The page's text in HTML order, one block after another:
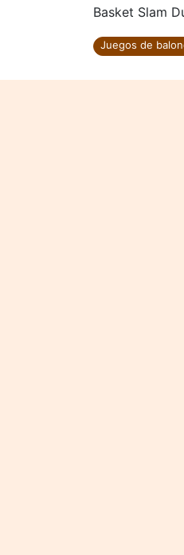
Basket Slam
Juegos de